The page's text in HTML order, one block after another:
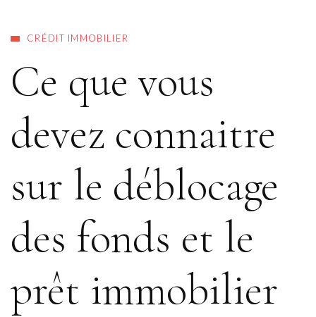
CRÉDIT IMMOBILIER
Ce que vous
devez connaitre
sur le déblocage
des fonds et le
prêt immobilier